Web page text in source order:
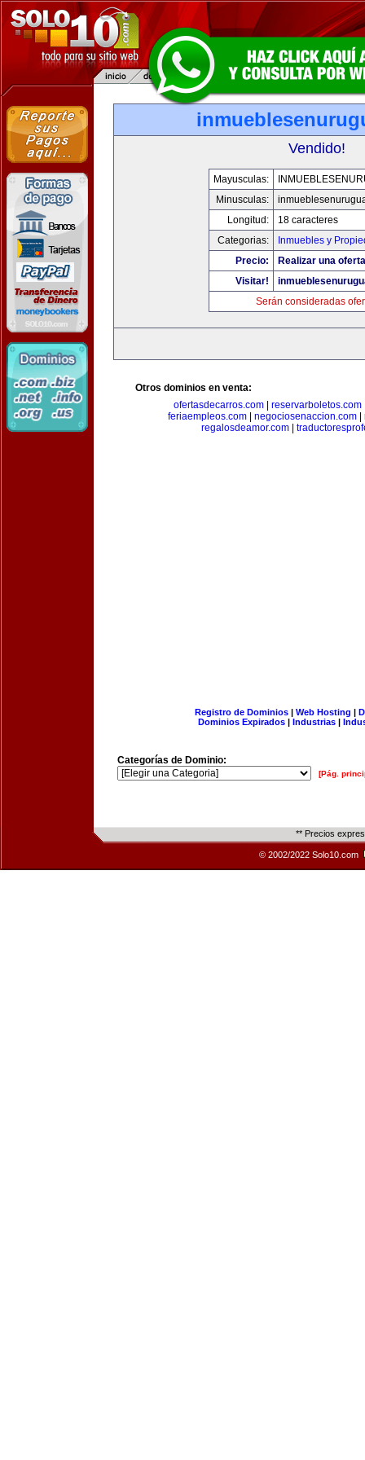
Vendido!
Mayusculas:
Minusculas:
Longitud:
18 caracteres
Categorias:
Inmuebles y
Precio:
Realizar una
Visitar!
Serán consideradas
Otros dominios en venta:
ofertasdecarros.com| reservarboletos.com
feriaempleos.com
negociosenaccion.com
regalosdeamor.com
Registro de Dominios| Web Hosting |
Dominios Expirados | Industrias |
Categorías de Dominio:
[Pág.
** Precios
© 2002/2022 Solo10.com